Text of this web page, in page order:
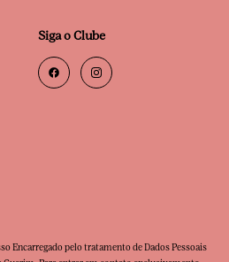
Siga o Clube
Encarregado pelo tratamento de Dados Pessoais